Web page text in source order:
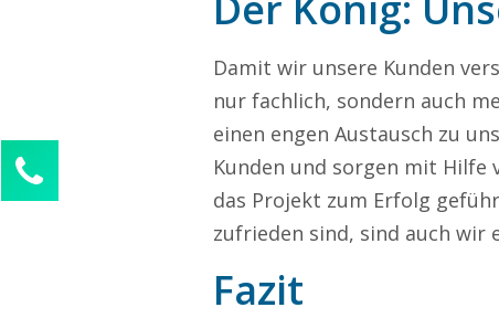
Damit wir unsere Kunden
nur fachlich, sondern auch
einen engen Austausch zu
Kunden und sorgen mit Hilfe
das Projekt zum Erfolg
zufrieden sind, sind auch wir
Fazit
Kontaktieren Sie uns!
Alina Beck
Kundenservice
0211 946 285 72-63
alina.beck@freelancercheck.de